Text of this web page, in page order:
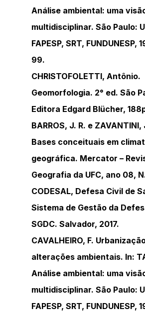
Análise ambiental: uma
multidisciplinar. São Paulo:
FAPESP, SRT, FUNDUNESP,
99.
CHRISTOFOLETTI, Antônio.
Geomorfologia. 2° ed. São
Editora Edgard Blücher,
BARROS, J. R. e
Bases conceituais em
geográfica. Mercator –
Geografia da UFC, ano 08,
CODESAL, Defesa Civil de
Sistema de Gestão da
SGDC. Salvador, 2017.
CAVALHEIRO, F.
alterações ambientais. In:
Análise ambiental: uma
multidisciplinar. São Paulo:
FAPESP, SRT, FUNDUNESP,